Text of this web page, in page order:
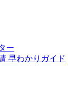
ー
早わかりガイド